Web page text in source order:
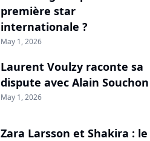
première star
internationale ?
May 1, 2026
Laurent Voulzy raconte sa
dispute avec Alain Souchon
May 1, 2026
Zara Larsson et Shakira : le